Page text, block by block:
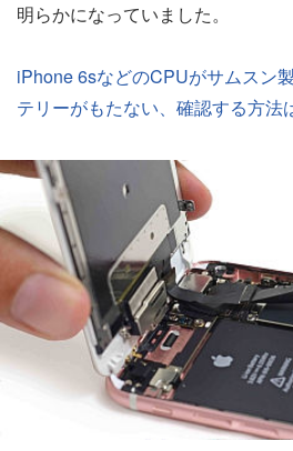
明らかになっていました。
iPhone 6sなどのCPUがサムスン
テリーがもたない、確認する方法